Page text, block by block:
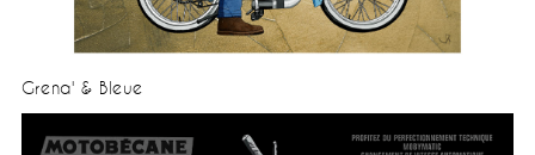
Grena' & Bleue